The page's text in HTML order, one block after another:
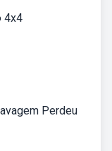
4x4
Perdeu